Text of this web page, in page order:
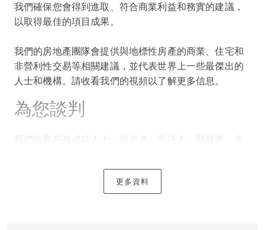
我們確保您會得到進取、符合商業利益和務實的建議，
以取得最佳的項目成果。
我們的房地產團隊會提供與地標性房產的商業、住宅和
非營利性交易等相關建議，並代表世界上一些最傑出的
人士和機構。請收看我們的視頻以了解更多信息。
為您談判
我們的客戶有成功人士、投資者、受託人、開發商、主
無論是商業、住宅還是非盈利項目，起草和談判能滿足
更多資料